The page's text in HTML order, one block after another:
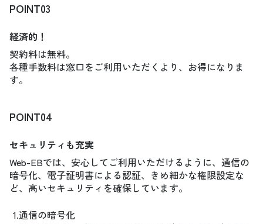
POINT03
経済的！
契約料は無料。
各種手数料は窓口をご利用いただくより、お得になりま
す。
POINT04
セキュリティも充実
Web-EBでは、安心してご利用いただけるように、通信の
暗号化、電子証明書による認証、きめ細かな権限設定な
ど、高いセキュリティを確保しています。
1.通信の暗号化